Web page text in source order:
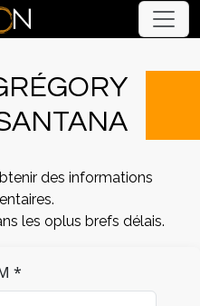
des informations
les oplus brefs délais.
*